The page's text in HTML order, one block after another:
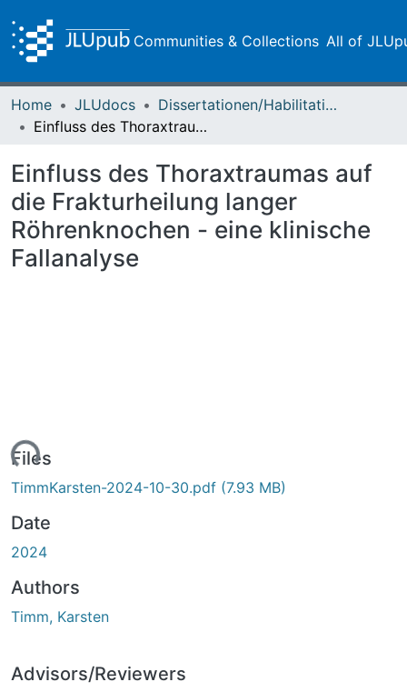
Communities & Collections All of
Home JLUdocs
Dissertationen/Habilitationen
Einfluss des Thoraxtraumas auf die Frakturheilung langer Röhrenknochen - eine klinische Fallanalyse
Einfluss des Thoraxtraumas auf
die Frakturheilung langer
Röhrenknochen - eine klinische
Fallanalyse
Files
TimmKarsten-2024-10-30.pdf (7.93 MB)
Date
2024
Authors
Timm, Karsten
Advisors/Reviewers